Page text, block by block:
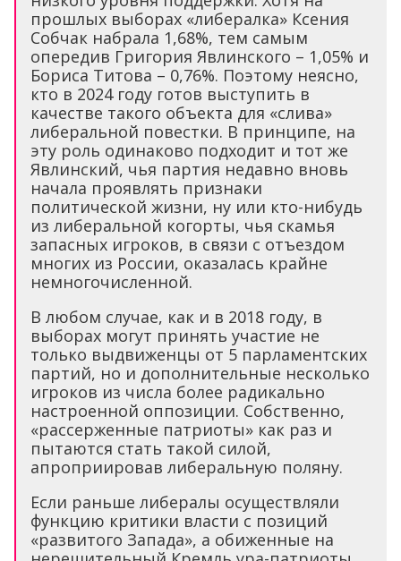
прошлых выборах «либералка» Ксения
Собчак набрала 1,68%, тем самым
опередив Григория Явлинского – 1,05% и
Бориса Титова – 0,76%. Поэтому неясно,
кто в 2024 году готов выступить в
качестве такого объекта для «слива»
либеральной повестки. В принципе, на
эту роль одинаково подходит и тот же
Явлинский, чья партия недавно вновь
начала проявлять признаки
политической жизни, ну или кто-нибудь
из либеральной когорты, чья скамья
запасных игроков, в связи с отъездом
многих из России, оказалась крайне
немногочисленной.
В любом случае, как и в 2018 году, в
выборах могут принять участие не
только выдвиженцы от 5 парламентских
партий, но и дополнительные несколько
игроков из числа более радикально
настроенной оппозиции. Собственно,
«рассерженные патриоты» как раз и
пытаются стать такой силой,
апроприировав либеральную поляну.
Если раньше либералы осуществляли
функцию критики власти с позиций
«развитого Запада», а обиженные на